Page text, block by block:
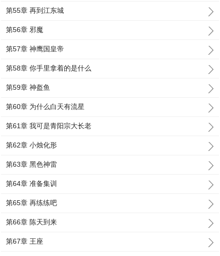
第55章 再到江东城
第56章 邪魔
第57章 神鹰国皇帝
第58章 你手里拿着的是什么
第59章 神盔鱼
第60章 为什么白天有流星
第61章 我可是青阳宗大长老
第62章 小烛化形
第63章 黑色神雷
第64章 准备集训
第65章 再练练吧
第66章 陈天到来
第67章 王座